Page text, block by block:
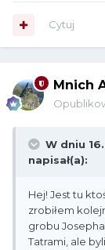
Cytuj
Mnich
W dniu
napisał(a):
Hej! Jest tu
zrobiłem
grobu
Tatrami, ale